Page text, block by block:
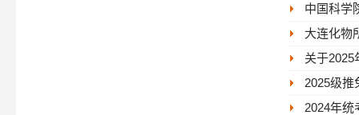
中国科学
大连化物
关于2025
2025级推
2024年统